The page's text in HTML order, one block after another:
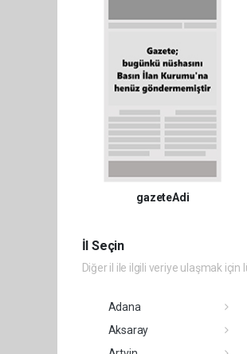
gazeteAdi
İl Seçin
Diğer il ile ilgili veriye ulaşmak için
Adana
Aksaray